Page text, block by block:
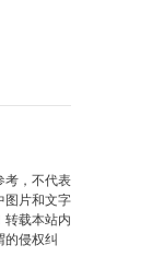
考，不代表
图片和文字
转载本站内
的侵权纠